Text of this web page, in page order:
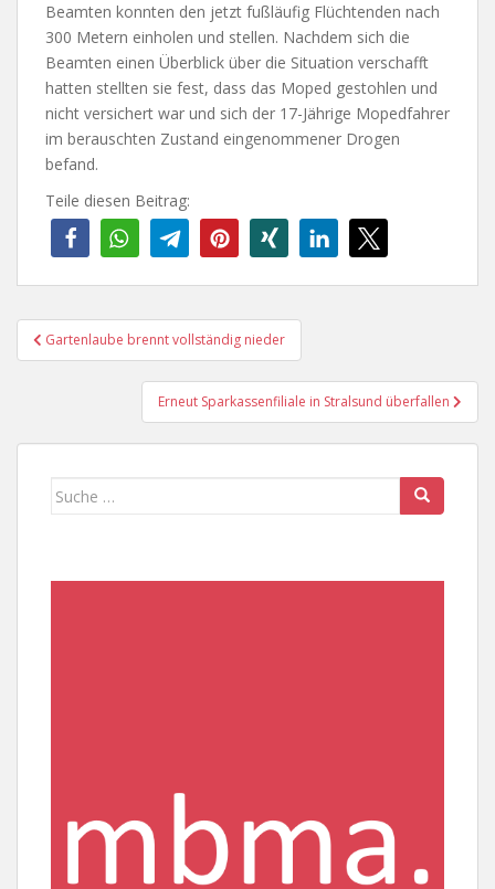
Beamten konnten den jetzt fußläufig Flüchtenden nach
300 Metern einholen und stellen. Nachdem sich die
Beamten einen Überblick über die Situation verschafft
hatten stellten sie fest, dass das Moped gestohlen und
nicht versichert war und sich der 17-Jährige Mopedfahrer
im berauschten Zustand eingenommener Drogen
befand.
Teile diesen Beitrag:
Beitragsnavigation
Gartenlaube brennt vollständig nieder
Erneut Sparkassenfiliale in Stralsund überfallen
Suche